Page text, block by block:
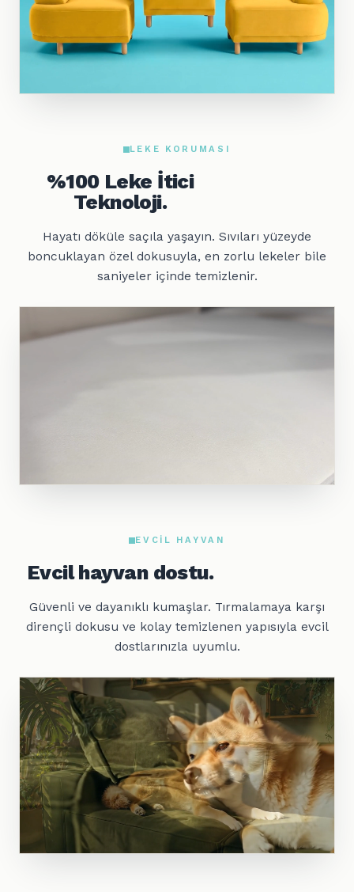
LEKE KORUMASI
%100 Leke İtici
Teknoloji.
Hayatı döküle saçıla yaşayın. Sıvıları yüzeyde
boncuklayan özel dokusuyla, en zorlu lekeler bile
saniyeler içinde temizlenir.
EVCIL HAYVAN
Evcil hayvan dostu.
Güvenli ve dayanıklı kumaşlar. Tırmalamaya karşı
dirençli dokusu ve kolay temizlenen yapısıyla evcil
dostlarınızla uyumlu.